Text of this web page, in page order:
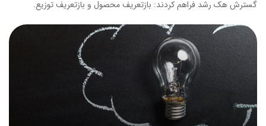
گسترش هک رشد فراهم کردند: بازتعریف محصول و بازتعریف توزیع.